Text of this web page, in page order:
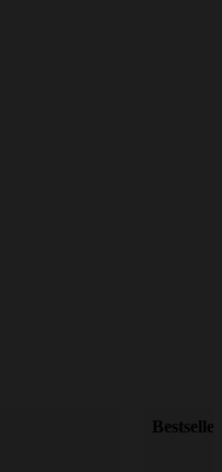
Bestseller